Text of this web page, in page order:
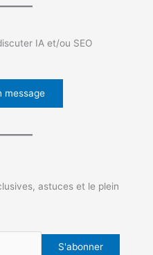
IA et/ou SEO
message
astuces et le plein